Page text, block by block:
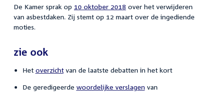
De Kamer sprak op 10 oktober 2018 over het verwijderen
van asbestdaken. Zij stemt op 12 maart over de ingediende
moties.
zie ook
Het overzichtvan de laatste debatten in het kort
De geredigeerde woordelijke verslagenvan